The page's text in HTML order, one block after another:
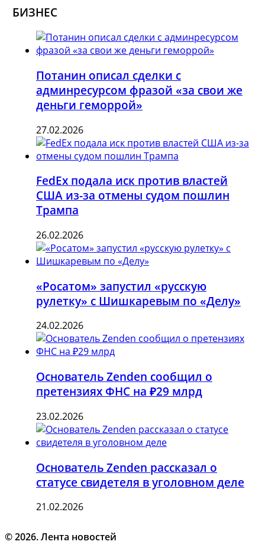
БИЗНЕС
Потанин описал сделки с
админресурсом фразой «за свои же
деньги геморрой»
27.02.2026
FedEx подала иск против властей
США из-за отмены судом пошлин
Трампа
26.02.2026
«Росатом» запустил «русскую
рулетку» с Шишкаревым по «Делу»
24.02.2026
Основатель Zenden сообщил о
претензиях ФНС на ₽29 млрд
23.02.2026
Основатель Zenden рассказал о
статусе свидетеля в уголовном деле
21.02.2026
© 2026. Лента новостей